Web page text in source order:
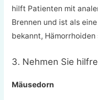
hilft Patienten mit
Brennen und ist als
bekannt,
3. Nehmen Sie
Mäusedorn